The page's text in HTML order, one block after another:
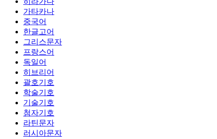
가타카나
중국어
한글고어
그리스문자
프랑스어
독일어
히브리어
괄호기호
학술기호
기술기호
첨자기호
라틴문자
러시아문자